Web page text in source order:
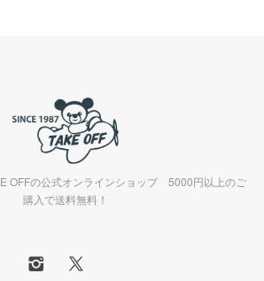
OFFの公式オンラインショップ 5000円以上のご
購入で送料無料！